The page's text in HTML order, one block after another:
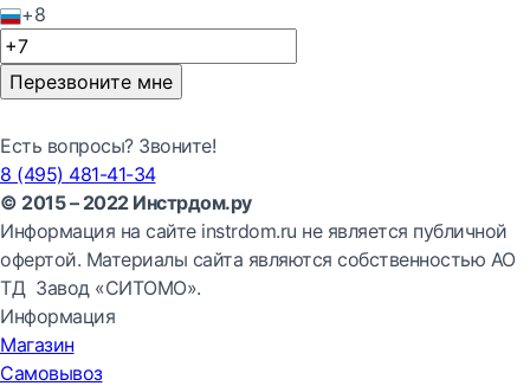
+8
Перезвоните мне
Есть вопросы? Звоните!
8 (495) 481-41-34
© 2015 – 2022 Инстрдом.ру
Информация на сайте instrdom.ru не является публичной
офертой. Материалы сайта являются собственностью АО
ТД Завод «СИТОМО».
Информация
Магазин
Самовывоз